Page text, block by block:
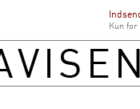
Kun